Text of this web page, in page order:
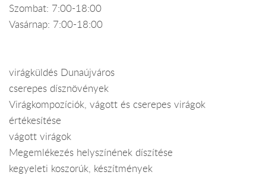
Szombat: 7:00-18:00
Vasárnap: 7:00-18:00
virágküldés Dunaújváros
cserepes dísznövények
Virágkompozíciók, vágott és cserepes virágok
értékesítése
vágott virágok
Megemlékezés helyszínének díszítése
kegyeleti koszorúk, készítmények